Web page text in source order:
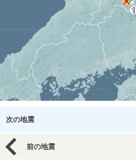
次の地震
前の地震